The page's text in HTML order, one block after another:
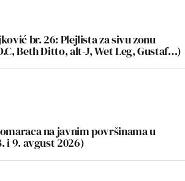
br. 26: Plejlista za sivu zonu
Beth Ditto, alt-J, Wet Leg, Gustaf…)
na javnim površinama u
i 9. avgust 2026)